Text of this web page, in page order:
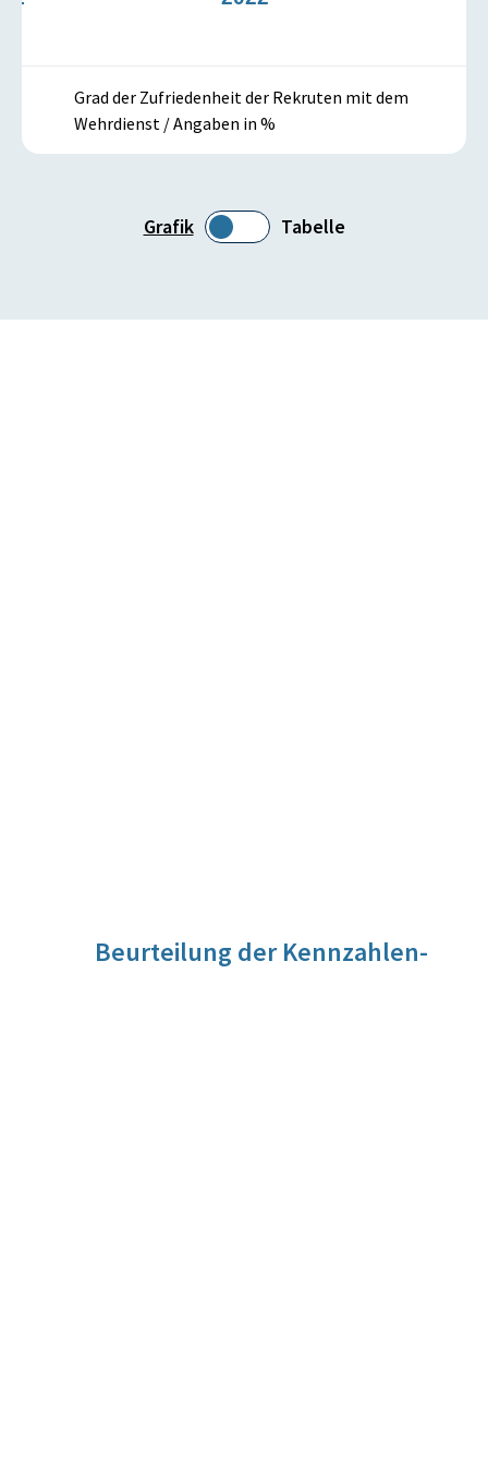
Grafik Tabelle
Grad der Zufriedenheit der Rekruten mit dem
Wehrdienst / Angaben in %
Beurteilung der Kennzahlen-